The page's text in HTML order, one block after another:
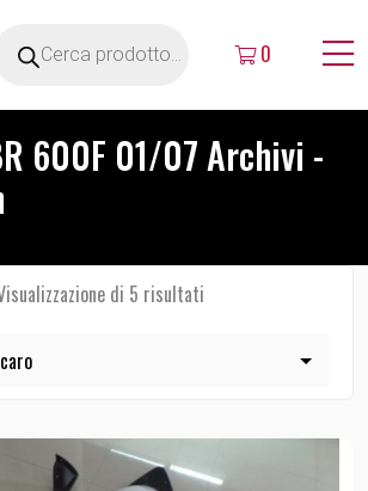
0
600F 01/07 Archivi -
di 5 risultati